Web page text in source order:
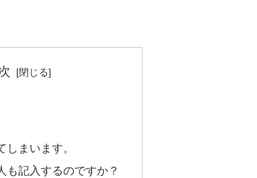
しまいます。
も記入するのですか？